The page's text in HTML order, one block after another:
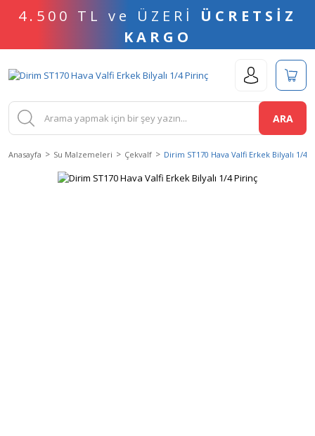
4.500 TL ve ÜZERİ ÜCRETSİZ
KARGO
ARA
Anasayfa Su Malzemeleri Çekvalf Dirim ST170 Hava Valfi Erkek Bilyalı 1/4